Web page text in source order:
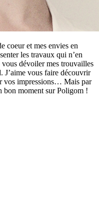
coeur et mes envies en
les travaux qui n’en
vous dévoiler mes trouvailles
J’aime vous faire découvrir
vos impressions… Mais par
bon moment sur Poligom !